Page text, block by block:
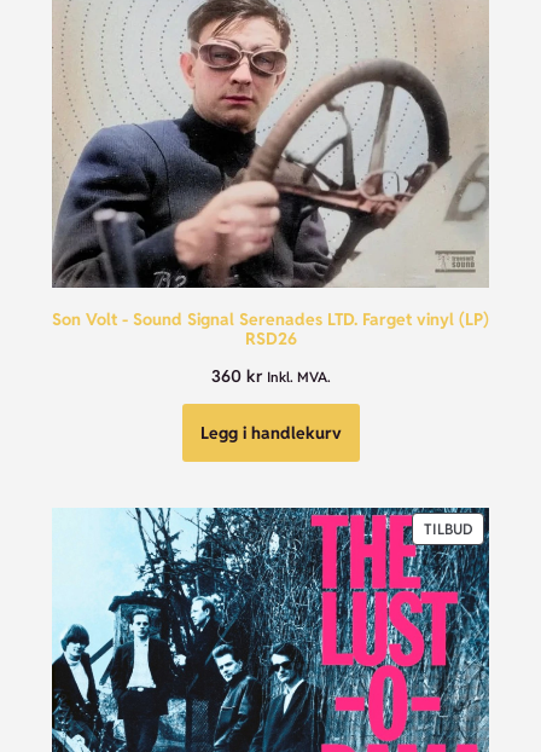
Son Volt - Sound Signal Serenades LTD. Farget vinyl (LP)
RSD26
360 kr Inkl. MVA.
Legg i handlekurv
TILBUD